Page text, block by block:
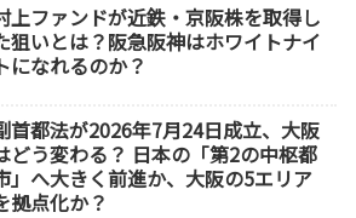
上ファンドが近鉄・京阪株を取得し
狙いとは？阪急阪神はホワイトナイ
になれるのか？
首都法が2026年7月24日成立、大阪
どう変わる？ 日本の「第2の中枢都
」へ大きく前進か、大阪の5エリア
拠点化か？